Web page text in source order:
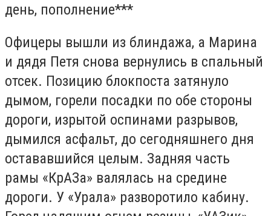
день, пополнение***
Офицеры вышли из блиндажа, а Марина
и дядя Петя снова вернулись в спальный
отсек. Позицию блокпоста затянуло
дымом, горели посадки по обе стороны
дороги, изрытой оспинами разрывов,
дымился асфальт, до сегодняшнего дня
остававшийся целым. Задняя часть
рамы «КрАЗа» валялась на средине
дороги. У «Урала» разворотило кабину.